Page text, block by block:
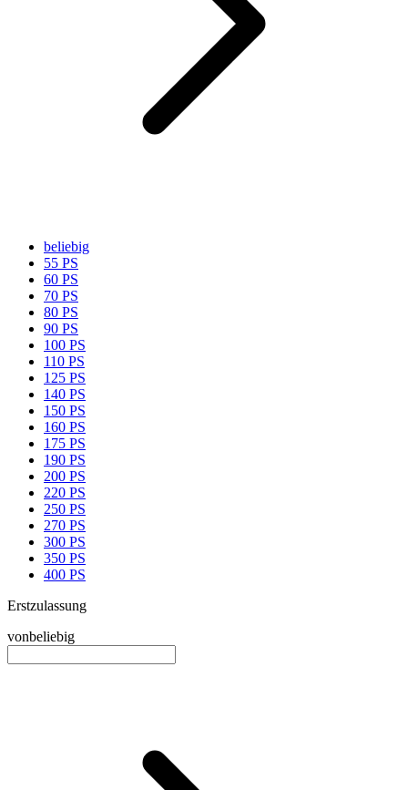
beliebig
55 PS
60 PS
70 PS
80 PS
90 PS
100 PS
110 PS
125 PS
140 PS
150 PS
160 PS
175 PS
190 PS
200 PS
220 PS
250 PS
270 PS
300 PS
350 PS
400 PS
Erstzulassung
vonbeliebig